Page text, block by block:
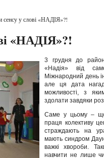
сенсу у слові «НАДІЯ»?!
«НАДІЯ»?!
3 грудня до
«Надія» від
Міжнародний день
але ця дата
можливості, з
здолати завдяки
Саме у цьому –
праця колективу
страждають на
мають синдром
важкі хвороби.
навчити не лише